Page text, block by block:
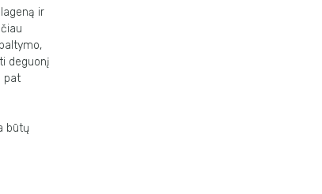
ir
deguonį
pat
būtų